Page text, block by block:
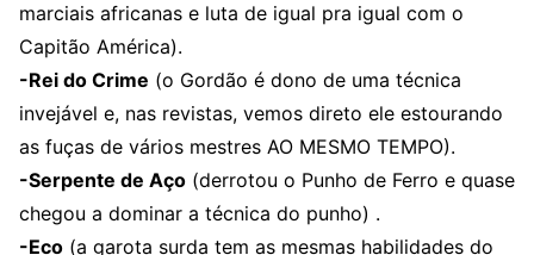
marciais africanas e luta de igual pra igual com o
Capitão América).
-Rei do Crime (o Gordão é dono de uma técnica
invejável e, nas revistas, vemos direto ele estourando
as fuças de vários mestres AO MESMO TEMPO).
-Serpente de Aço (derrotou o Punho de Ferro e quase
chegou a dominar a técnica do punho) .
-Eco (a garota surda tem as mesmas habilidades do